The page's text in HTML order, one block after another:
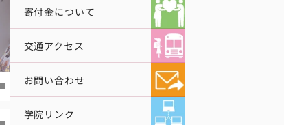
寄付金について
交通アクセス
お問い合わせ
学院リンク